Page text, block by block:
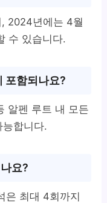
2024년에는 4월
수 있습니다.
포함되나요?
알펜 루트 내 모든
합니다.
요?
은 최대 4회까지